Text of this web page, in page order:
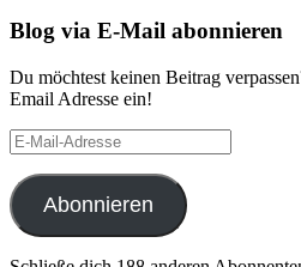
Blog via E-Mail abonnieren
Du möchtest keinen Beitrag
Email Adresse ein!
E-
Mail-
Adresse
Abonnieren